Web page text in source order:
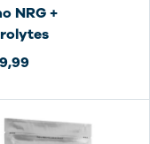
NRG +